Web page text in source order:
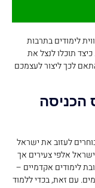
לימודים בתרבות
תוכלו לנצל את
לכך ליצור לעצמכם
הכניסה
לעזוב את ישראל
אלפי צעירים אך
לימודים אקדמיים –
עם זאת, בכדי ללמוד